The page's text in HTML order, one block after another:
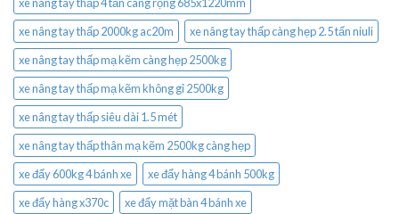
xe nâng tay thấp 4 tấn càng rộng 685x1220mm
xe nâng tay thấp 2000kg ac20m
xe nâng tay thấp càng hẹp 2.5 tấn niuli
xe nâng tay thấp mạ kẽm càng hẹp 2500kg
xe nâng tay thấp mạ kẽm không gỉ 2500kg
xe nâng tay thấp siêu dài 1.5 mét
xe nâng tay thấp thân mạ kẽm 2500kg càng hẹp
xe đẩy 600kg 4 bánh xe
xe đẩy hàng 4 bánh 500kg
xe đẩy hàng x370c
xe đẩy mặt bàn 4 bánh xe